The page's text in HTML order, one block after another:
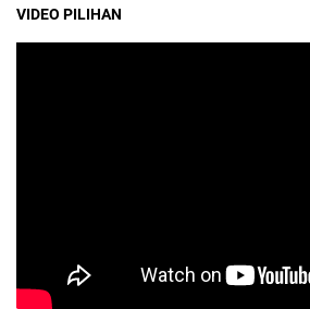
VIDEO PILIHAN